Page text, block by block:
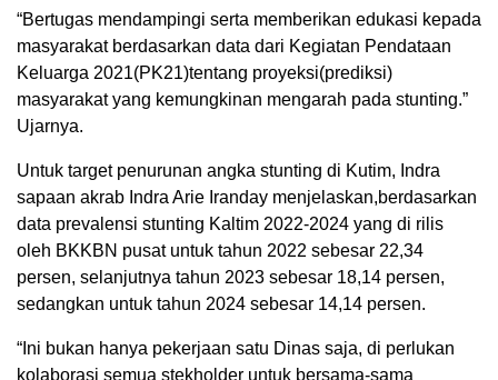
“Bertugas mendampingi serta memberikan edukasi kepada
masyarakat berdasarkan data dari Kegiatan Pendataan
Keluarga 2021(PK21)tentang proyeksi(prediksi)
masyarakat yang kemungkinan mengarah pada stunting.”
Ujarnya.
Untuk target penurunan angka stunting di Kutim, Indra
sapaan akrab Indra Arie Iranday menjelaskan,berdasarkan
data prevalensi stunting Kaltim 2022-2024 yang di rilis
oleh BKKBN pusat untuk tahun 2022 sebesar 22,34
persen, selanjutnya tahun 2023 sebesar 18,14 persen,
sedangkan untuk tahun 2024 sebesar 14,14 persen.
“Ini bukan hanya pekerjaan satu Dinas saja, di perlukan
kolaborasi semua stekholder untuk bersama-sama